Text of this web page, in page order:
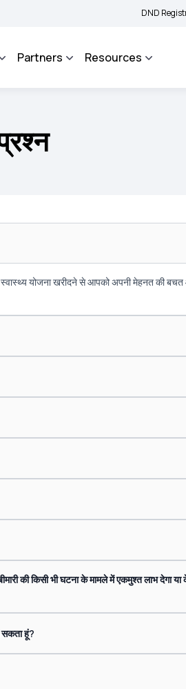
to facilitate the policyholders andDND
Partners Resources
योजना खरीदने से आपको अपनी मेहनत की
की किसी भी घटना के मामले में एकमुश्त लाभ देगा
सकता हूं?